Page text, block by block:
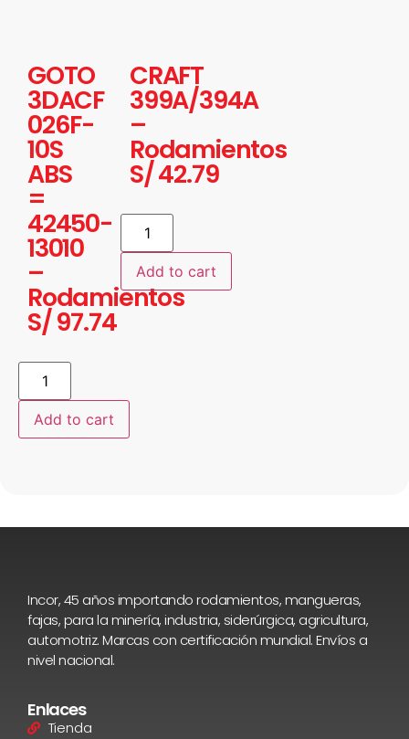
GOTO
3DACF
026F-
10S
ABS
=
42450-
13010
–
Rodamientos
S/97.74
Add to cart
CRAFT
399A/394A
–
Rodamientos
S/42.79
Add to cart
Incor, 45 años importando rodamientos, mangueras,
fajas, para la minería, industria, siderúrgica, agricultura,
automotriz. Marcas con certificación mundial. Envíos a
nivel nacional.
Enlaces
Tienda